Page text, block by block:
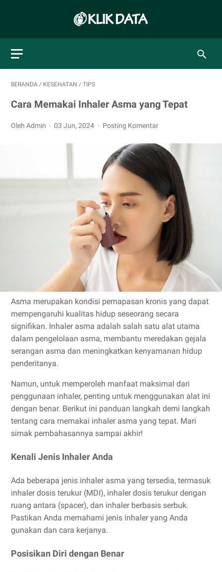
BERANDA / KESEHATAN / TIPS
Cara Memakai Inhaler Asma yang Tepat
Oleh Admin 03 Jun, 2024 Posting Komentar
Asma merupakan kondisi pernapasan kronis yang dapat
mempengaruhi kualitas hidup seseorang secara
signifikan. Inhaler asma adalah salah satu alat utama
dalam pengelolaan asma, membantu meredakan gejala
serangan asma dan meningkatkan kenyamanan hidup
penderitanya.
Namun, untuk memperoleh manfaat maksimal dari
penggunaan inhaler, penting untuk menggunakan alat ini
dengan benar. Berikut ini panduan langkah demi langkah
tentang cara memakai inhaler asma yang tepat. Mari
simak pembahasannya sampai akhir!
Kenali Jenis Inhaler Anda
Ada beberapa jenis inhaler asma yang tersedia, termasuk
inhaler dosis terukur (MDI), inhaler dosis terukur dengan
ruang antara (spacer), dan inhaler berbasis serbuk.
Pastikan Anda memahami jenis inhaler yang Anda
gunakan dan cara kerjanya.
Posisikan Diri dengan Benar